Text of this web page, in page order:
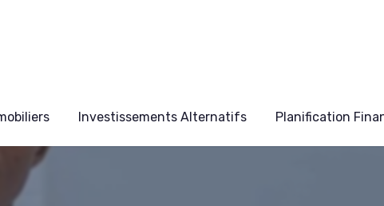
Investissements Alternatifs Planification